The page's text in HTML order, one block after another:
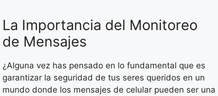
La Importancia del Monitoreo
de Mensajes
¿Alguna vez has pensado en lo fundamental que es
garantizar la seguridad de tus seres queridos en un
mundo donde los mensajes de celular pueden ser una